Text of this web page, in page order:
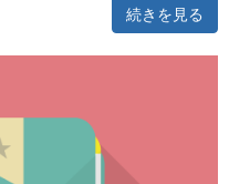
続きを見る